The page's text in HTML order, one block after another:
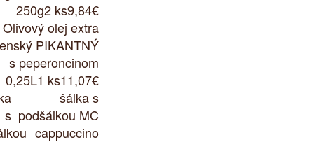
250g2 ks9,84€
Olivový olej extra
PIKANTNÝ
s peperoncinom
0,25L1 ks11,07€
šálka s
podšálkou MC
cappuccino